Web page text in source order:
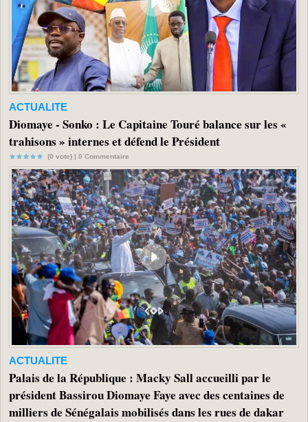
ACTUALITE
Diomaye - Sonko : Le Capitaine Touré balance sur les «
trahisons » internes et défend le Président
(0 vote) | 0 Commentaire
ACTUALITE
Palais de la République : Macky Sall accueilli par le
président Bassirou Diomaye Faye avec des centaines de
milliers de Sénégalais mobilisés dans les rues de dakar